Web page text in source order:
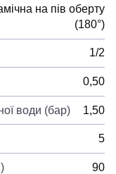
на пів оберту
(180°)
1/2
0,50
води (бар) 1,50
5
90